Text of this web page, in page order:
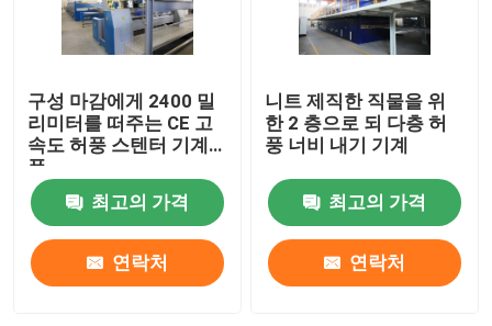
구성 마감에게 2400 밀
리미터를 떠주는 CE 고
속도 허풍 스텐터 기계
폭
최고의 가격
연락처
니트 제직한 직물을 위
한 2 층으로 되 다층 허
풍 너비 내기 기계
최고의 가격
연락처